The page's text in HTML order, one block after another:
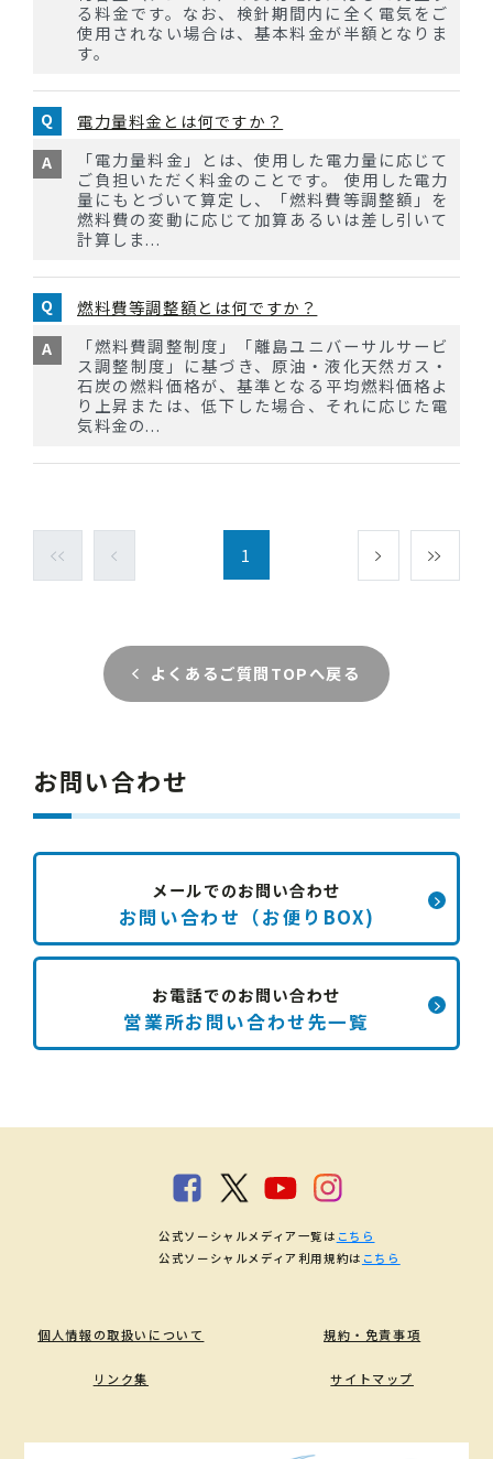
る料金です。なお、検針期間内に全く電気をご
使用されない場合は、基本料金が半額となりま
す。
電力量料金とは何ですか？
「電力量料金」とは、使用した電力量に応じて
ご負担いただく料金のことです。 使用した電力
量にもとづいて算定し、「燃料費等調整額」を
燃料費の変動に応じて加算あるいは差し引いて
計算しま...
燃料費等調整額とは何ですか？
「燃料費調整制度」「離島ユニバーサルサービ
ス調整制度」に基づき、原油・液化天然ガス・
石炭の燃料価格が、基準となる平均燃料価格よ
り上昇または、低下した場合、それに応じた電
気料金の...
1
よくあるご質問TOPへ戻る
お問い合わせ
メールでのお問い合わせ
お問い合わせ（お便りBOX)
お電話でのお問い合わせ
営業所お問い合わせ先一覧
個人情報の取扱いについて 規約・免責事項
リンク集 サイトマップ
公式ソーシャルメディア一覧は こちら
公式ソーシャルメディア利用規約は こちら